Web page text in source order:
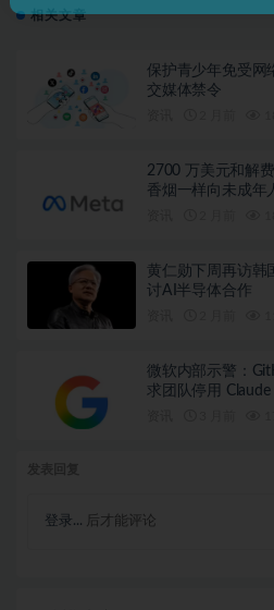
相关文章
保护青少年免受网
交媒体禁令
2700 万美元和解
香烟一样向未成年
黄仁勋下周再访韩
讨AI半导体合作
微软内部示警：
求团队停用 Claude
登录... 后才能评论